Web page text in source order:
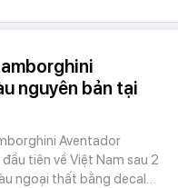
nguyên bản tại
Aventador
tiên về Việt Nam sau 2
ngoại thất bằng decal…